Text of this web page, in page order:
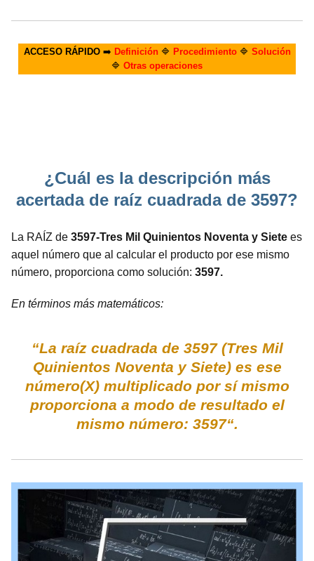
ACCESO RÁPIDO➡️ Definición🔷 Procedimiento🔷 Solución
🔷 Otras operaciones
¿Cuál es la descripción más
acertada de raíz cuadrada de 3597?
La RAÍZ de 3597-Tres Mil Quinientos Noventa y Siete es
aquel número que al calcular el producto por ese mismo
número, proporciona como solución: 3597.
En términos más matemáticos:
“La raíz cuadrada de 3597 (Tres Mil
Quinientos Noventa y Siete) es ese
número(X) multiplicado por sí mismo
proporciona a modo de resultado el
mismo número: 3597“.